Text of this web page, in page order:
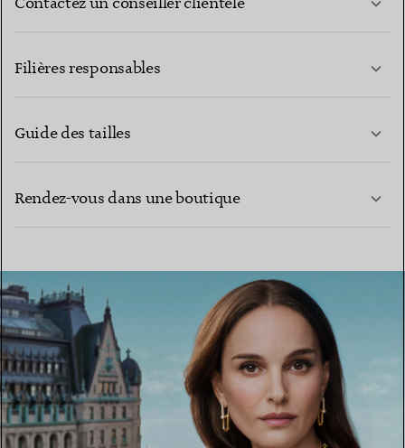
Filières responsables
Guide des tailles
Rendez-vous dans une boutique
TROUVEZ LA BOUTIQUE LA PLUS PROCHE